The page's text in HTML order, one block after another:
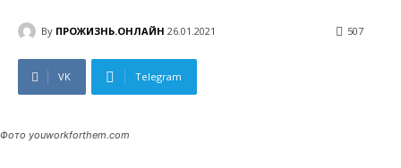
By ПРОЖИЗНЬ.ОНЛАЙН 26.01.2021 507
VK Telegram
Фото youworkforthem.com